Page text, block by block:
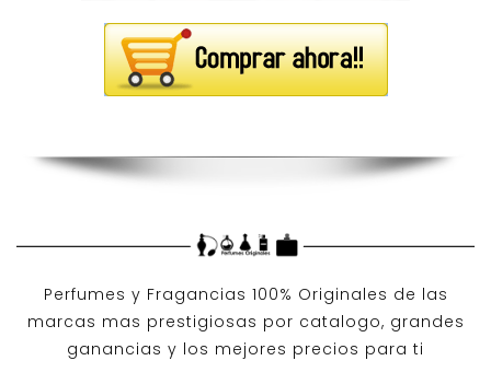
Perfumes y Fragancias 100% Originales de las
marcas mas prestigiosas por catalogo, grandes
ganancias y los mejores precios para ti